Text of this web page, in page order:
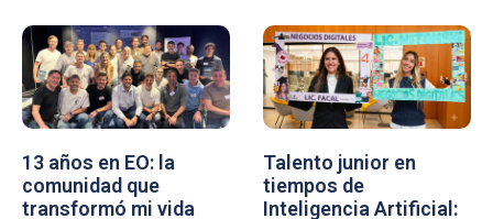
13 años en EO: la
comunidad que
transformó mi vida
Talento junior en
tiempos de
Inteligencia Artificial: